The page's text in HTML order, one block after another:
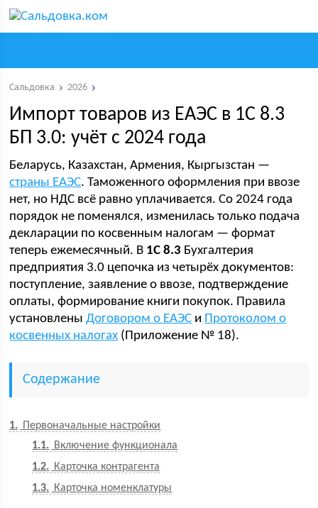
Сальдовка 2026
Импорт товаров из ЕАЭС в 1С 8.3
БП 3.0: учёт с 2024 года
Беларусь, Казахстан, Армения, Кыргызстан —
страны ЕАЭС. Таможенного оформления при ввозе
нет, но НДС всё равно уплачивается. Со 2024 года
порядок не поменялся, изменилась только подача
декларации по косвенным налогам — формат
теперь ежемесячный. В 1С 8.3 Бухгалтерия
предприятия 3.0 цепочка из четырёх документов:
поступление, заявление о ввозе, подтверждение
оплаты, формирование книги покупок. Правила
установленыДоговором о ЕАЭС и Протоколом о
косвенных налогах (Приложение № 18).
Содержание
1
Первоначальные настройки
1.1
Включение функционала
1.2
Карточка контрагента
1.3
Карточка номенклатуры